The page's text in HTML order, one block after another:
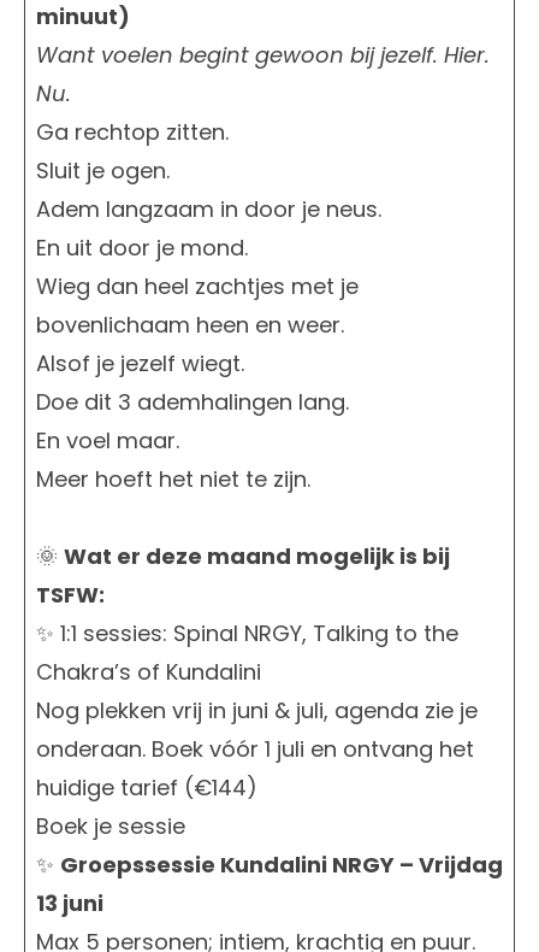
minuut)
Want voelen begint gewoon bij jezelf. Hier.
Nu.
Ga rechtop zitten.
Sluit je ogen.
Adem langzaam in door je neus.
En uit door je mond.
Wieg dan heel zachtjes met je
bovenlichaam heen en weer.
Alsof je jezelf wiegt.
Doe dit 3 ademhalingen lang.
En voel maar.
Meer hoeft het niet te zijn.
🌞 Wat er deze maand mogelijk is bij
TSFW:
✨ 1:1 sessies: Spinal NRGY, Talking to the
Chakra’s of Kundalini
Nog plekken vrij in juni & juli, agenda zie je
onderaan. Boek vóór 1 juli en ontvang het
huidige tarief (€144)
Boek je sessie
✨ Groepssessie Kundalini NRGY – Vrijdag
13 juni
Max 5 personen; intiem, krachtig en puur.